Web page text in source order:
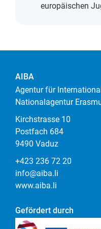
europäischen
AIBA
Agentur für
Nationalagentur
Kirchstrasse 10
Postfach 684
9490 Vaduz
+423 236 72 20
info@aiba.li
www.aiba.li
Gefördert durch